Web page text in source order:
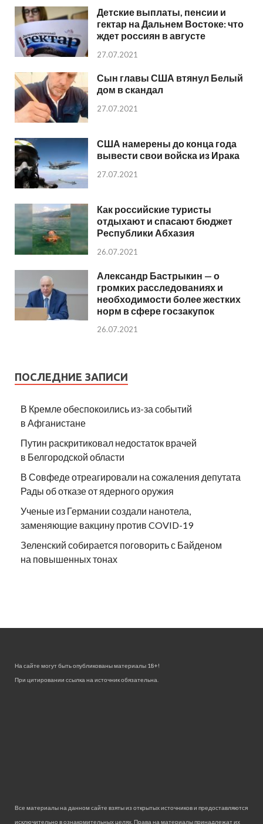
Детские выплаты, пенсии и
гектар на Дальнем Востоке: что
ждет россиян в августе
27.07.2021
Сын главы США втянул Белый
дом в скандал
27.07.2021
США намерены до конца года
вывести свои войска из Ирака
27.07.2021
Как российские туристы
отдыхают и спасают бюджет
Республики Абхазия
26.07.2021
Александр Бастрыкин — о
громких расследованиях и
необходимости более жестких
норм в сфере госзакупок
26.07.2021
ПОСЛЕДНИЕ ЗАПИСИ
В Кремле обеспокоились из-за событий
в Афганистане
Путин раскритиковал недостаток врачей
в Белгородской области
В Совфеде отреагировали на сожаления депутата
Рады об отказе от ядерного оружия
Ученые из Германии создали нанотела,
заменяющие вакцину против COVID-19
Зеленский собирается поговорить с Байденом
на повышенных тонах
На сайте могут быть опубликованы материалы 18+!
При цитировании ссылка на источник обязательна.
Все материалы на данном сайте взяты из открытых источников и предоставляются
исключительно в ознакомительных целях. Права на материалы принадлежат их